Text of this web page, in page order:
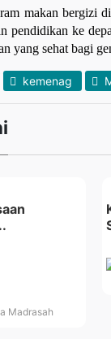
makan bergizi
pendidikan ke
yang sehat bagi
kemenag
Madrasah